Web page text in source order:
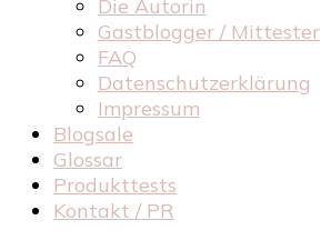
Die Autorin
Gastblogger / Mittester
FAQ
Datenschutzerklärung
Impressum
Blogsale
Glossar
Produkttests
Kontakt / PR